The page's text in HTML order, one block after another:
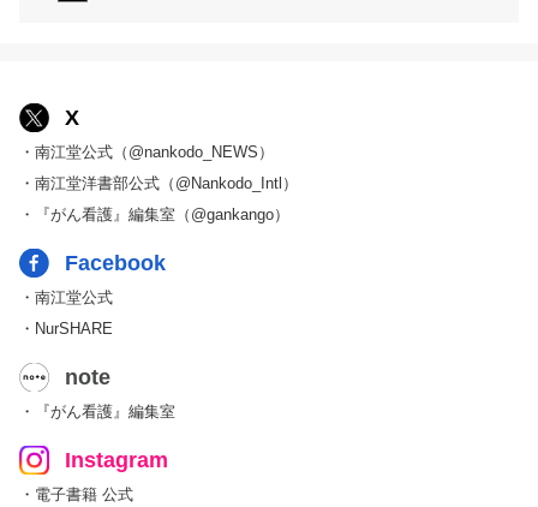
X
・南江堂公式（@nankodo_NEWS）
・南江堂洋書部公式（@Nankodo_Intl）
・『がん看護』編集室（@gankango）
Facebook
・南江堂公式
・NurSHARE
note
・『がん看護』編集室
Instagram
・電子書籍 公式